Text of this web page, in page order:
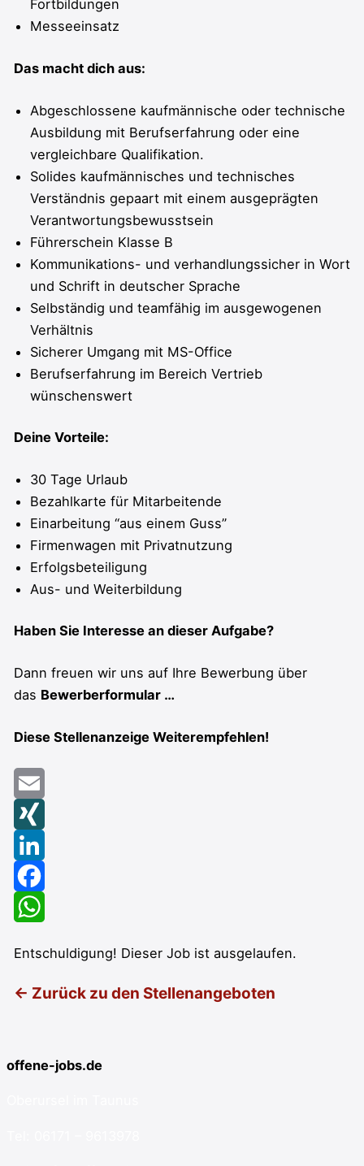
Fortbildungen
Messeeinsatz
Das macht dich aus:
Abgeschlossene kaufmännische oder technische
Ausbildung mit Berufserfahrung oder eine
vergleichbare Qualifikation.
Solides kaufmännisches und technisches
Verständnis gepaart mit einem ausgeprägten
Verantwortungsbewusstsein
Führerschein Klasse B
Kommunikations- und verhandlungssicher in Wort
und Schrift in deutscher Sprache
Selbständig und teamfähig im ausgewogenen
Verhältnis
Sicherer Umgang mit MS-Office
Berufserfahrung im Bereich Vertrieb
wünschenswert
Deine Vorteile:
30 Tage Urlaub
Bezahlkarte für Mitarbeitende
Einarbeitung “aus einem Guss”
Firmenwagen mit Privatnutzung
Erfolgsbeteiligung
Aus- und Weiterbildung
Haben Sie Interesse an dieser Aufgabe?
Dann freuen wir uns auf Ihre Bewerbung über
das Bewerberformular …
Diese Stellenanzeige Weiterempfehlen!
Email
XING
LinkedIn
Facebook
Entschuldigung! Dieser Job ist ausgelaufen.
← Zurück zu den Stellenangeboten
offene-jobs.de